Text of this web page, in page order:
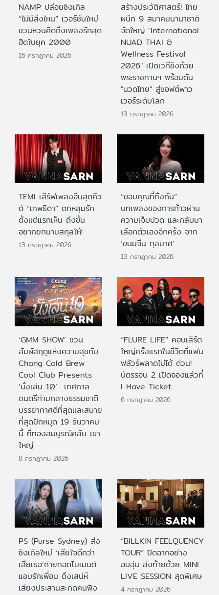
NAMP ปล่อยซิงเกิล
“ไม่มีสิ่งไหน” เวอร์ชันใหม่
ชวนหวนคิดถึงเพลงรักสุด
ฮิตในยุค 2000
16 กรกฎาคม 2026
สร้างประวัติศาสตร์! ไทย
ผนึก 9 สมาคมนานาชาติ
จัดใหญ่ "International
NUAD THAI &
Wellness Festival
2026" เปิดเวทีชิงถ้วย
พระราชทานฯ พร้อมดัน
"นวดไทย" สู่ซอฟต์พาว
เวอร์ระดับโลก
13 กรกฎาคม 2026
TEMI เสิร์ฟเพลงจีบสุดคิว
ต์ “เทพธิดา” ตกหลุมรัก
ตั้งแต่แรกเห็น ถึงขั้น
อยากยกนามสกุลให้!
13 กรกฎาคม 2026
“ขอบคุณที่ทิ้งกัน”
บทเพลงของการก้าวผ่าน
ความเจ็บปวด และกลับมา
เลือกตัวเองอีกครั้ง จาก
‘ขนมจีน กุลมาศ’
13 กรกฎาคม 2026
‘GMM SHOW’ ชวน
สัมผัสฤดูแห่งความสุขกับ
Chang Cold Brew
Cool Club Presents
‘นั่งเล่น 10’ เทศกาล
ดนตรีท่ามกลางธรรมชาติ
บรรยากาศดีที่สุดและสบาย
ที่สุดปักหมุด 19 ธันวาคม
นี้ ที่ทองสมบูรณ์คลับ เขา
ใหญ่
8 กรกฎาคม 2026
“FLURE LIFE” คอนเสิร์ต
ใหญ่ครั้งแรกในชีวิตที่แฟน
ฟลัวร์พลาดไม่ได้ ด่วน!
บัตรรอบ 2 เปิดจองแล้วที่
I Have Ticket
6 กรกฎาคม 2026
PS (Purse Sydney) ส่ง
ซิงเกิลใหม่ ‘เสียใจดีกว่า
เสียเธอ’ถ่ายทอดโมเมนต์
แอบรักเพื่อน ดึงเสน่ห์
เสียงประสานสะกดคนฟัง
“BILLKIN FEELQUENCY
TOUR” ปิดฉากอย่าง
อบอุ่น ส่งท้ายด้วย MINI
LIVE SESSION สุดพิเศษ
4 กรกฎาคม 2026